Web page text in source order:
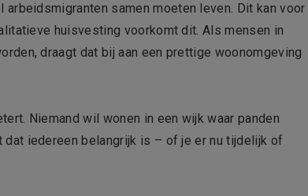
samen moeten leven. Dit kan voor
huisvesting voorkomt dit. Als mensen in
draagt dat bij aan een prettige woonomgeving
Niemand wil wonen in een wijk waar panden
dat iedereen belangrijk is – of je er nu tijdelijk of